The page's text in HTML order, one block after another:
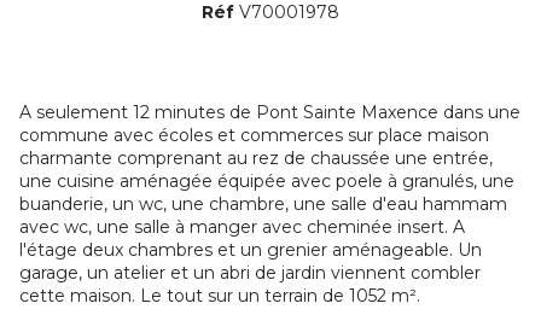
Réf V70001978
A seulement 12 minutes de Pont Sainte Maxence dans une
commune avec écoles et commerces sur place maison
charmante comprenant au rez de chaussée une entrée,
une cuisine aménagée équipée avec poele à granulés, une
buanderie, un wc, une chambre, une salle d'eau hammam
avec wc, une salle à manger avec cheminée insert. A
l'étage deux chambres et un grenier aménageable. Un
garage, un atelier et un abri de jardin viennent combler
cette maison. Le tout sur un terrain de 1052 m².